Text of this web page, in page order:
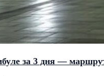
за 3 дня —